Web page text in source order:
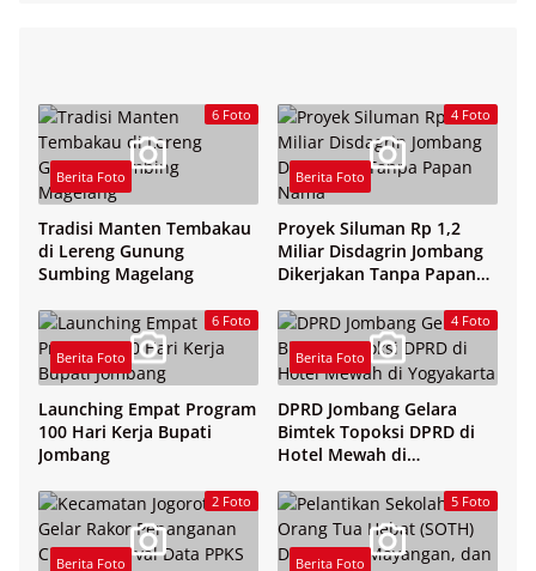
6 Foto
Berita Foto
Tradisi Manten Tembakau
di Lereng Gunung
Sumbing Magelang
4 Foto
Berita Foto
Proyek Siluman Rp 1,2
Miliar Disdagrin Jombang
Dikerjakan Tanpa Papan
6 Foto
Berita Foto
Launching Empat Program
100 Hari Kerja Bupati
Jombang
4 Foto
Berita Foto
DPRD Jombang Gelara
Bimtek Topoksi DPRD di
Hotel Mewah di
2 Foto
Berita Foto
5 Foto
Berita Foto